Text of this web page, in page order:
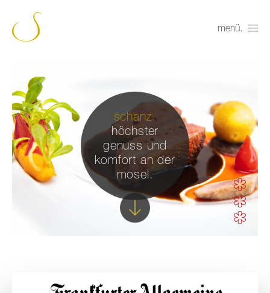
menü.
schanz.
höchster
genuss und
komfort an der
mosel.